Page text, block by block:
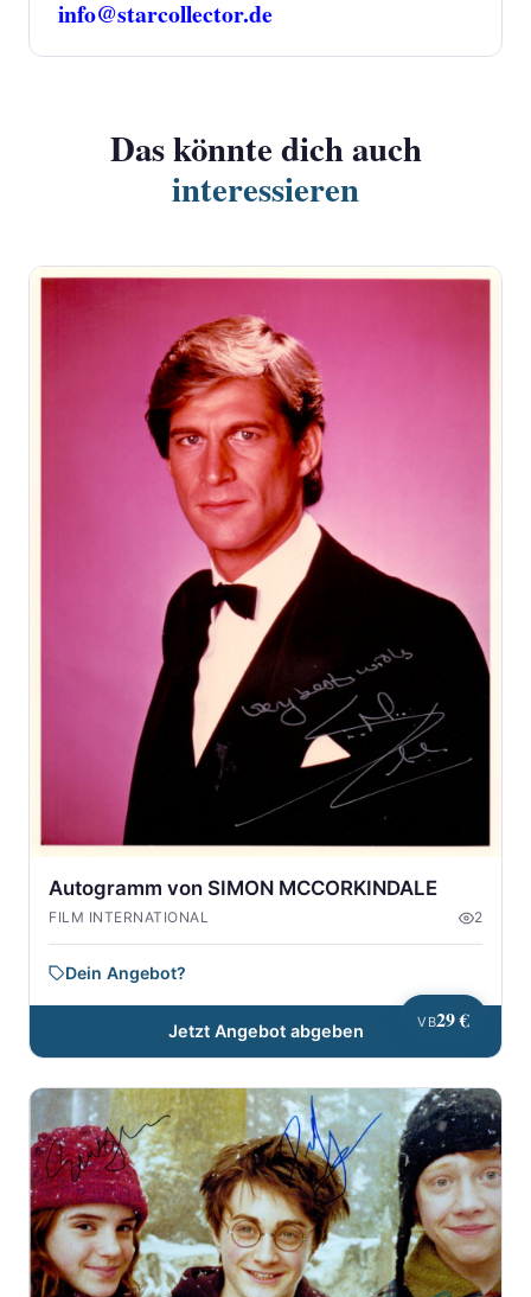
info@starcollector.de
Das könnte dich auch
interessieren
VB29 €
Autogramm von SIMON MCCORKINDALE
FILM INTERNATIONAL 2
Dein Angebot?
Jetzt Angebot abgeben